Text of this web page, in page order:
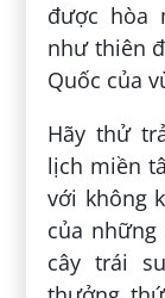
được hòa
như thiên
Quốc của
Hãy thử
lịch miền
với không
của
cây trái